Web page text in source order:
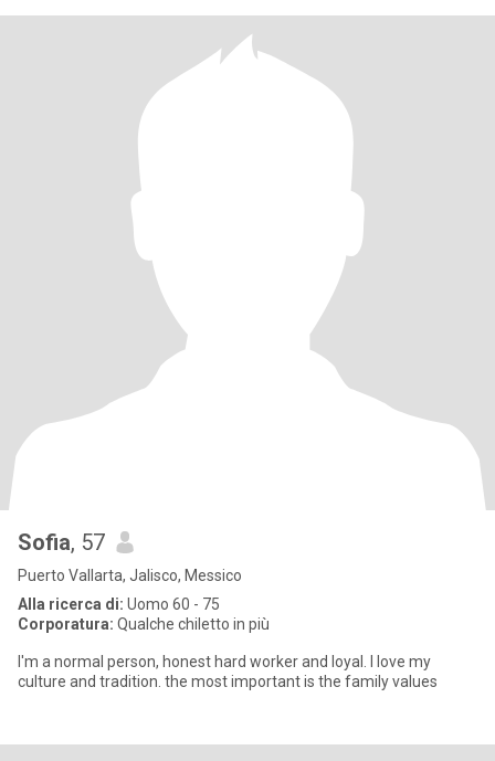
Sofia, 57
Puerto Vallarta, Jalisco, Messico
Alla ricerca di: Uomo 60 - 75
Corporatura: Qualche chiletto in più
I'm a normal person, honest hard worker and loyal. I love my
culture and tradition. the most important is the family values